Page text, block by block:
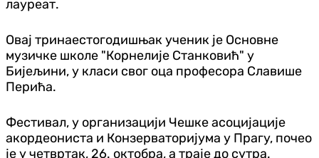
лауреат.
Овај тринаестогодишњак ученик је Основне
музичке школе "Корнелије Станковић" у
Бијељини, у класи свог оца професора Славише
Перића.
Фестивал, у организацији Чешке асоцијације
акордеониста и Конзерваторијума у Прагу, почео
је у четвртак, 26. октобра, а траје до сутра.